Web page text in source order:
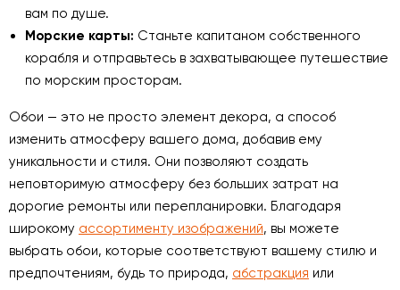
вам по душе.
Морские карты: Станьте капитаном собственного
корабля и отправьтесь в захватывающее путешествие
по морским просторам.
Обои — это не просто элемент декора, а способ
изменить атмосферу вашего дома, добавив ему
уникальности и стиля. Они позволяют создать
неповторимую атмосферу без больших затрат на
дорогие ремонты или перепланировки. Благодаря
широкому ассортименту изображений, вы можете
выбрать обои, которые соответствуют вашему стилю и
предпочтениям, будь то природа, абстракция или